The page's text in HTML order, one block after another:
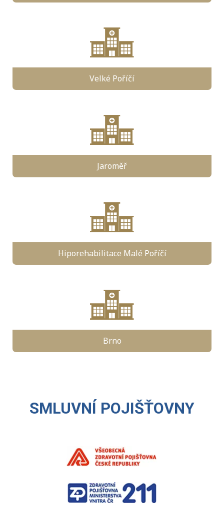
Velké Poříčí
Jaroměř
Hiporehabilitace Malé Poříčí
Brno
SMLUVNÍ POJIŠŤOVNY